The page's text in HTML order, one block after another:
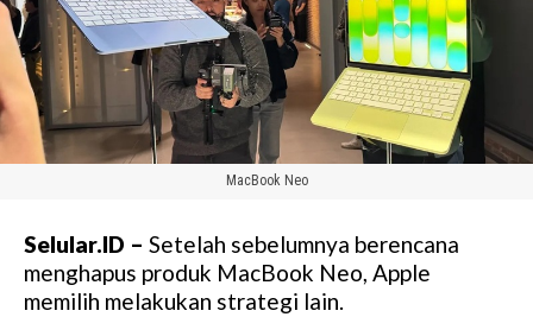
MacBook Neo
Selular.ID – Setelah sebelumnya berencana
menghapus produk MacBook Neo, Apple
memilih melakukan strategi lain.